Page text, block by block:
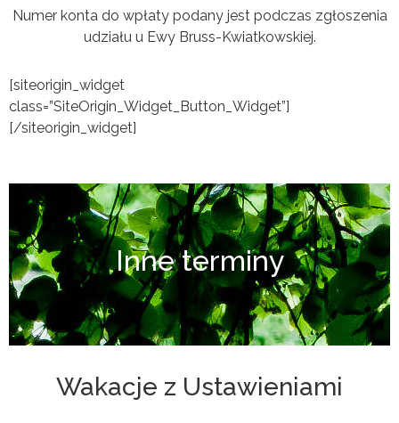
Numer konta do wpłaty podany jest podczas zgłoszenia
udziału u Ewy Bruss-Kwiatkowskiej.
[siteorigin_widget
class=”SiteOrigin_Widget_Button_Widget”]
[/siteorigin_widget]
Inne terminy
Wakacje z Ustawieniami